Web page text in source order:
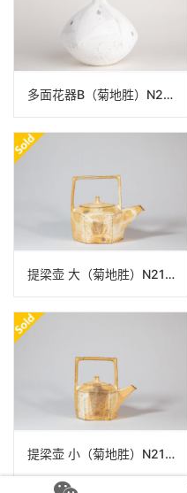
多面花器B（菊地胜）N22A298
提梁壶 大（菊地胜）N21A144
提梁壶 小（菊地胜）N21A143